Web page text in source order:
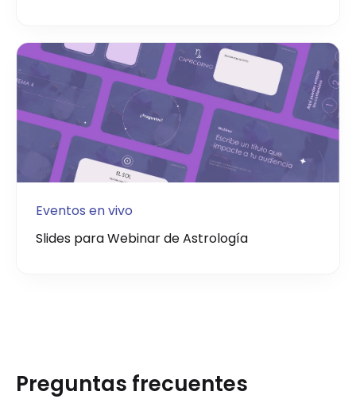
Eventos en vivo
Slides para Webinar de Astrología
Preguntas frecuentes